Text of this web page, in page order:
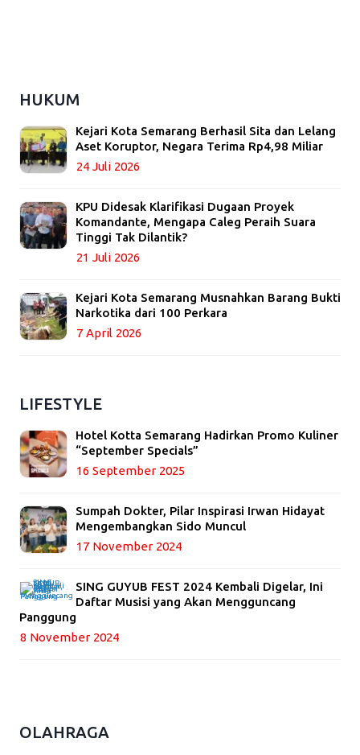
HUKUM
Kejari Kota Semarang Berhasil Sita dan Lelang
Aset Koruptor, Negara Terima Rp4,98 Miliar
24 Juli 2026
KPU Didesak Klarifikasi Dugaan Proyek
Komandante, Mengapa Caleg Peraih Suara
Tinggi Tak Dilantik?
21 Juli 2026
Kejari Kota Semarang Musnahkan Barang Bukti
Narkotika dari 100 Perkara
7 April 2026
LIFESTYLE
Hotel Kotta Semarang Hadirkan Promo Kuliner
“September Specials”
16 September 2025
Sumpah Dokter, Pilar Inspirasi Irwan Hidayat
Mengembangkan Sido Muncul
17 November 2024
SING GUYUB FEST 2024 Kembali Digelar, Ini
Daftar Musisi yang Akan Mengguncang
Panggung
8 November 2024
OLAHRAGA